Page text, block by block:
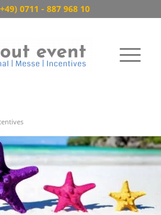
0711 - 887 968 10